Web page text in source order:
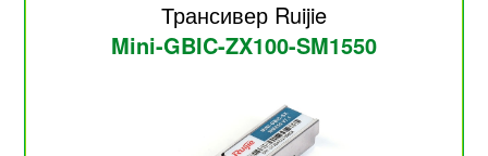
Трансивер Ruijie
Mini-GBIC-ZX100-SM1550